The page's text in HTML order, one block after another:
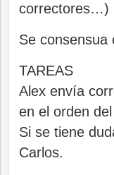
correctores…)
Se consensua
TAREAS
Alex envía
en el orden
Si se tiene
Carlos.